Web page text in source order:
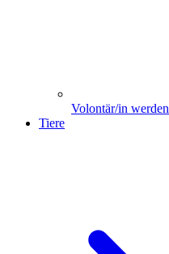
Volontär/in werden
Tiere